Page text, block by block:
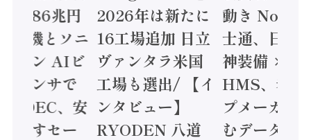
2026年は新たに
16工場追加 日立
ヴァンタラ米国
工場も選出/ 【イ
ンタビュー】
RYODEN 八道
動き Noetra、富
士通、日立 / 兵
神装備 ×
HMS、老舗ポン
プメーカーが挑
むデータ活用 な
加
/ 三
ー
ジ
協
全